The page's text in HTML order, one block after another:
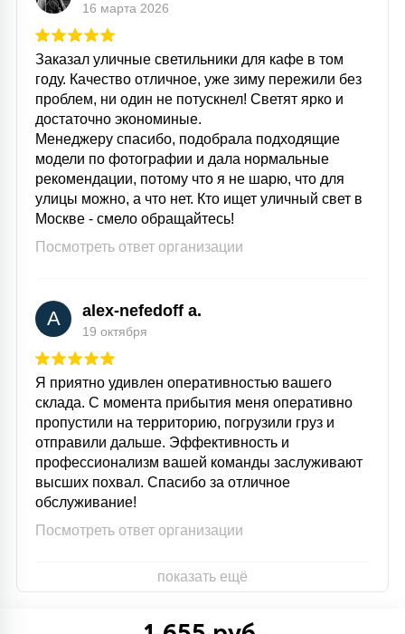
16 марта 2026
Заказал уличные светильники для кафе в том
году. Качество отличное, уже зиму пережили без
проблем, ни один не потускнел! Светят ярко и
достаточно экономиные.
Менеджеру спасибо, подобрала подходящие
модели по фотографии и дала нормальные
рекомендации, потому что я не шарю, что для
улицы можно, а что нет. Кто ищет уличный свет в
Москве - смело обращайтесь!
Посмотреть ответ организации
A alex-nefedoff a.
19 октября
Я приятно удивлен оперативностью вашего
склада. С момента прибытия меня оперативно
пропустили на территорию, погрузили груз и
отправили дальше. Эффективность и
профессионализм вашей команды заслуживают
высших похвал. Спасибо за отличное
обслуживание!
Посмотреть ответ организации
показать ещё